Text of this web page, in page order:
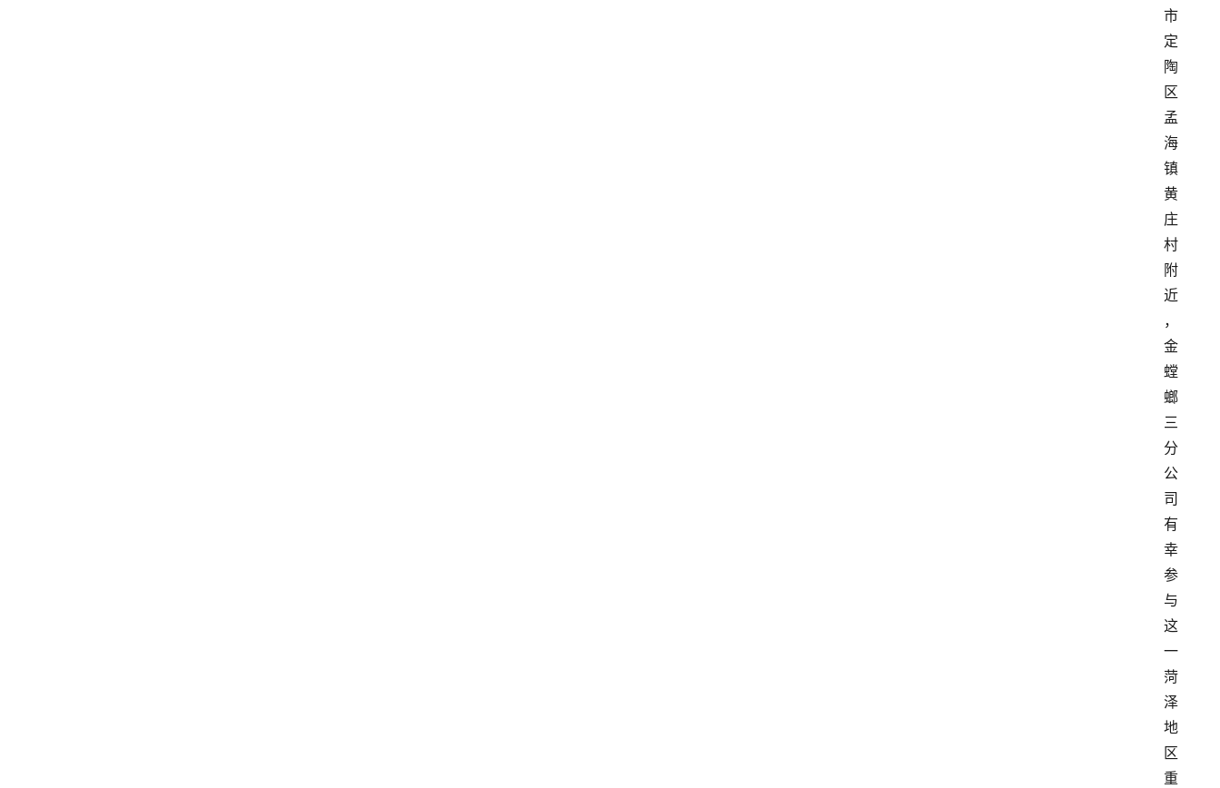
市
定
陶
区
孟
海
镇
黄
庄
村
附
近
，
金
螳
螂
三
分
公
司
有
幸
参
与
这
一
菏
泽
地
区
重